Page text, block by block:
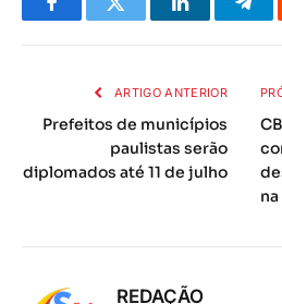
FacebookTwitter LinkedIn
ARTIGO ANTERIOR
Prefeitos de municípios
paulistas serão
diplomados até 11 de julho
REDAÇÃO